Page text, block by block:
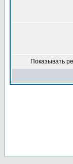
Показывать